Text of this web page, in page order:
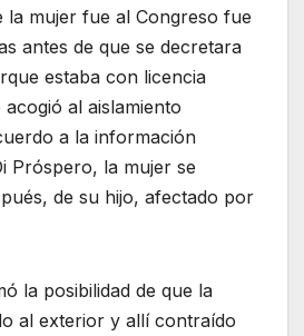
la mujer fue al Congreso fue
antes de que se decretara
estaba con licencia
acogió al aislamiento
a la información
Próspero, la mujer se
de su hijo, afectado por
la posibilidad de que la
al exterior y allí contraído